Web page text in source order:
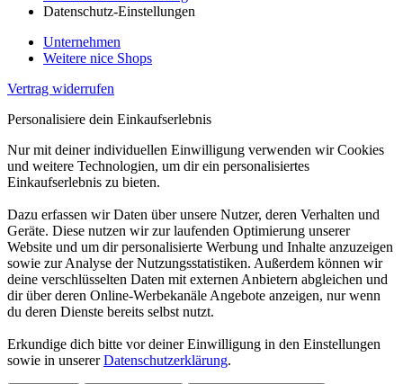
Datenschutz-Einstellungen
Unternehmen
Weitere nice Shops
Vertrag widerrufen
Personalisiere dein Einkaufserlebnis
Nur mit deiner individuellen Einwilligung verwenden wir Cookies
und weitere Technologien, um dir ein personalisiertes
Einkaufserlebnis zu bieten.
Dazu erfassen wir Daten über unsere Nutzer, deren Verhalten und
Geräte. Diese nutzen wir zur laufenden Optimierung unserer
Website und um dir personalisierte Werbung und Inhalte anzuzeigen
sowie zur Analyse der Nutzungsstatistiken. Außerdem können wir
deine verschlüsselten Daten mit externen Anbietern abgleichen und
dir über deren Online-Werbekanäle Angebote anzeigen, nur wenn
du deren Dienste bereits selbst nutzt.
Erkundige dich bitte vor deiner Einwilligung in den Einstellungen
sowie in unsererDatenschutzerklärung.